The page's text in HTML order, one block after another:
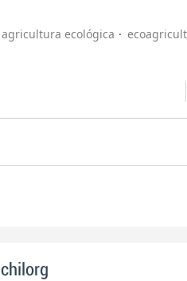
agricultura ecológica
chilorg